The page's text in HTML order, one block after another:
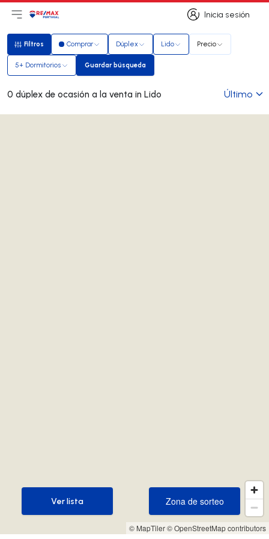
Inicia sesión
Inicia sesión
Abrir el menú principal
Logotipo
Filtros
Filtros Comprar Dúplex Lido Precio
5+ Dormitorios Guardar búsqueda
Guardar búsqueda
0 dúplex de ocasión a la venta in Lido Último
© MapTiler© OpenStreetMap contributors
Zona de sorteo
Zona de sorteo
Ver lista
Ver lista